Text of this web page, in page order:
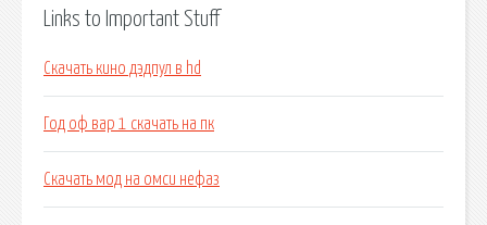
Links to Important Stuff
Скачать кино дэдпул в hd
Год оф вар 1 скачать на пк
Скачать мод на омси нефаз